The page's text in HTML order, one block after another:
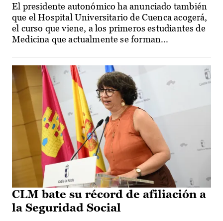
El presidente autonómico ha anunciado también
que el Hospital Universitario de Cuenca acogerá,
el curso que viene, a los primeros estudiantes de
Medicina que actualmente se forman...
CLM bate su récord de afiliación a
la Seguridad Social